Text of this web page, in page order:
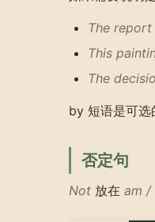
The report
This
The
by 短语是可选
否定句
Not 放在 am /